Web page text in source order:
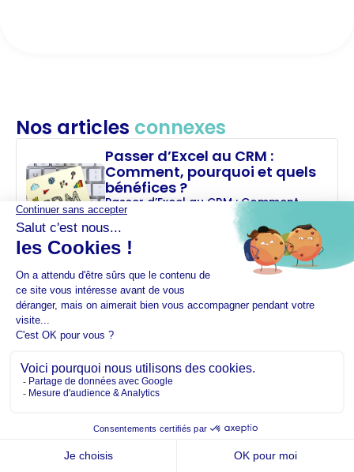
Nos articles connexes
Passer d’Excel au CRM :
Comment, pourquoi et quels
bénéfices ?
Passer d’Excel au CRM : Comment,
pourquoi et quels bénéfices ? Le
rapport 2024 d’HubSpot sur
l’évolution du CRM révèle...
Lire la suite
Performance CRM : Quel KPI
CRM choisir ?
Performance CRM : Quel KPI CRM
choisir ? Il nous permet d’avoir un
contrôle approprié sur les efforts de
Lire la suite
Copilot for Sales : Transformez
en 2024
stratégie commerciale en 2024 Dans